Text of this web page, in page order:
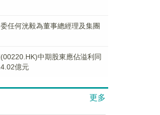
任何洸毅為董事總經理及集團
中期股東應佔溢利同
億元
更多